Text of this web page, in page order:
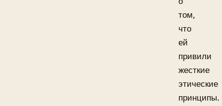
том,
что
ей
привили
жесткие
этические
принципы.